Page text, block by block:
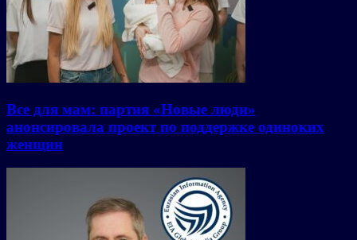
Все для мам: партия «Новые люди»
анонсировала проект по поддержке одиноких
женщин